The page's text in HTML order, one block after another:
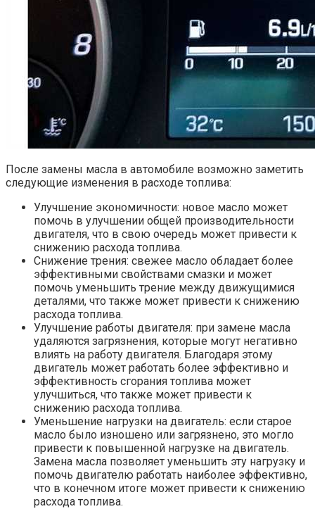
После замены масла в автомобиле возможно заметить
следующие изменения в расходе топлива:
Улучшение экономичности: новое масло может
помочь в улучшении общей производительности
двигателя, что в свою очередь может привести к
снижению расхода топлива.
Снижение трения: свежее масло обладает более
эффективными свойствами смазки и может
помочь уменьшить трение между движущимися
деталями, что также может привести к снижению
расхода топлива.
Улучшение работы двигателя: при замене масла
удаляются загрязнения, которые могут негативно
влиять на работу двигателя. Благодаря этому
двигатель может работать более эффективно и
эффективность сгорания топлива может
улучшиться, что также может привести к
снижению расхода топлива.
Уменьшение нагрузки на двигатель: если старое
масло было изношено или загрязнено, это могло
привести к повышенной нагрузке на двигатель.
Замена масла позволяет уменьшить эту нагрузку и
помочь двигателю работать наиболее эффективно,
что в конечном итоге может привести к снижению
расхода топлива.